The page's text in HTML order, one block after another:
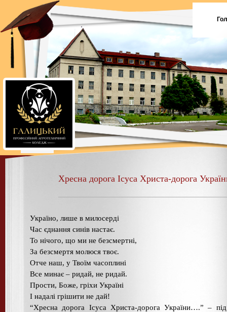
Хресна дорога Ісуса Христа-дорога
Україно, лише в милосерді
Час єднання синів настає.
То нічого, що ми не безсмертні,
За безсмертя молюся твоє.
Отче наш, у Твоїм часоплині
Все минає – ридай, не ридай.
Прости, Боже, гріхи Україні
І надалі грішити не дай!
“Хресна дорога Ісуса Христа-дорога України….” –